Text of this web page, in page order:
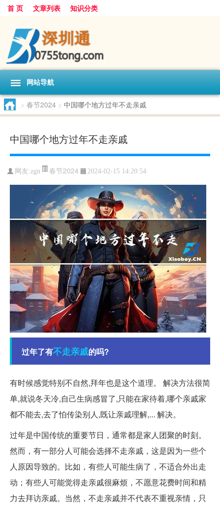
首 页 文章列表 知识分类
网站导航
> 春节2024 > 中国哪个地方过年不走亲戚
中国哪个地方过年不走亲戚
网友:zgn 春节2024 2024-02-15 14:20:54
过年了有不走亲戚的吗?
有时候感觉特别不自然,拜年也是这个道理。 解决方法很简
单,就说冬天冷,自己生病感冒了,只能在家待着,哪个亲戚家
都不能去,去了怕传染别人,既让亲戚理解,... 解决。
过年是中国传统的重要节日，通常都是家人团聚的时刻。
然而，有一部分人可能会选择不走亲戚，这是因为一些个
人原因导致的。比如，有些人可能生病了，不适合外出走
动；有些人可能觉得走亲戚很麻烦，不愿意花费时间和精
力去拜访亲戚。当然，不走亲戚并不代表不重视亲情，只